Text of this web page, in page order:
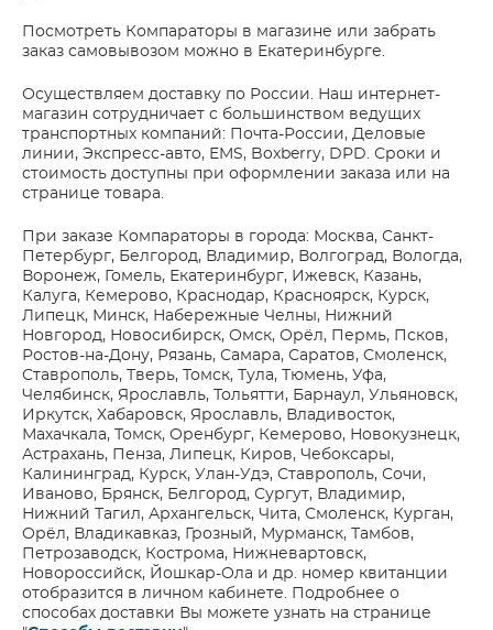
Посмотреть Компараторы в магазине или забрать
заказ самовывозом можно в Екатеринбурге.
Осуществляем доставку по России. Наш интернет-
магазин сотрудничает с большинством ведущих
транспортных компаний: Почта-России, Деловые
линии, Экспресс-авто, EMS, Boxberry, DPD. Сроки и
стоимость доступны при оформлении заказа или на
странице товара.
При заказе Компараторы в города: Москва, Санкт-
Петербург, Белгород, Владимир, Волгоград, Вологда,
Воронеж, Гомель, Екатеринбург, Ижевск, Казань,
Калуга, Кемерово, Краснодар, Красноярск, Курск,
Липецк, Минск, Набережные Челны, Нижний
Новгород, Новосибирск, Омск, Орёл, Пермь, Псков,
Ростов-на-Дону, Рязань, Самара, Саратов, Смоленск,
Ставрополь, Тверь, Томск, Тула, Тюмень, Уфа,
Челябинск, Ярославль, Тольятти, Барнаул, Ульяновск,
Иркутск, Хабаровск, Ярославль, Владивосток,
Махачкала, Томск, Оренбург, Кемерово, Новокузнецк,
Астрахань, Пенза, Липецк, Киров, Чебоксары,
Калининград, Курск, Улан-Удэ, Ставрополь, Сочи,
Иваново, Брянск, Белгород, Сургут, Владимир,
Нижний Тагил, Архангельск, Чита, Смоленск, Курган,
Орёл, Владикавказ, Грозный, Мурманск, Тамбов,
Петрозаводск, Кострома, Нижневартовск,
Новороссийск, Йошкар-Ола и др. номер квитанции
отобразится в личном кабинете. Подробнее о
способах доставки Вы можете узнать на странице